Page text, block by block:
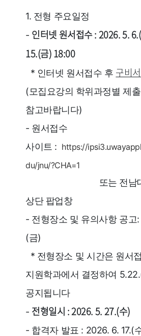
1. 전형 주요일정
- 인터넷 원서접수 : 2026. 5.
15.(금) 18:00
* 인터넷 원서접수 후 구비
(모집요강의 학위과정별 제
참고바랍니다)
- 원서접수
사이트 : https://
du/jnu/?CHA=1
또는 전남대학교
상단 팝업창
- 전형장소 및 유의사항 공고
(금)
* 전형장소 및 시간은 원서
지원학과에서 결정하여
공지됩니다
- 전형일시 : 2026. 5. 27.(수)
- 합격자 발표 : 2026. 6. 17.(